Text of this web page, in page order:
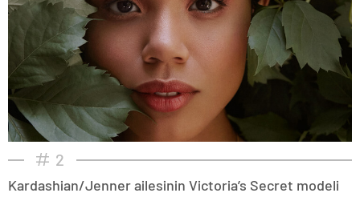
2
Kardashian/Jenner ailesinin Victoria’s Secret modeli